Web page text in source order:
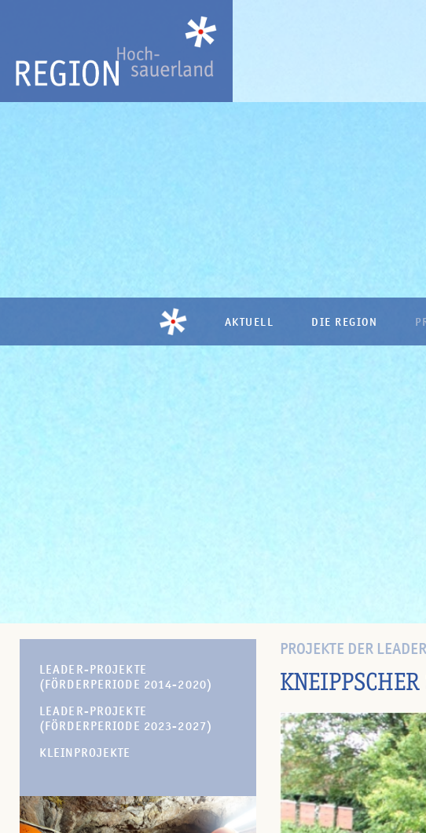
AKTUELL DIE REGION
LEADER-PROJEKTE
(FÖRDERPERIODE 2014-2020)
LEADER-PROJEKTE
(FÖRDERPERIODE 2023-2027)
KLEINPROJEKTE
PROJEKTE DER